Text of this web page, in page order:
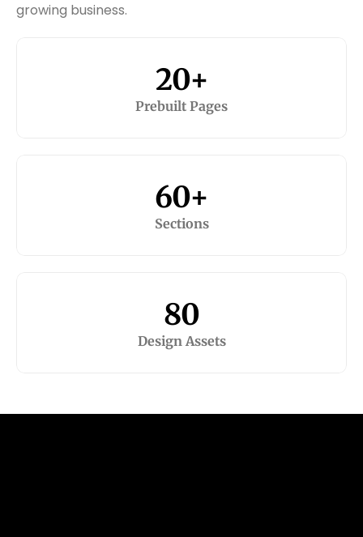
growing business.
20+
Prebuilt Pages
60+
Sections
80
Design Assets